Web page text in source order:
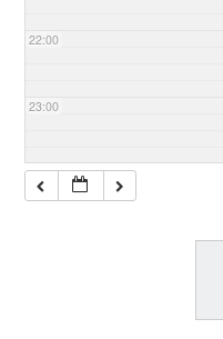
22:00
23:00